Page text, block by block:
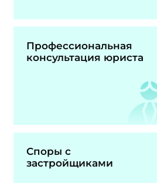
Профессиональная
консультация юриста
Споры с
застройщиками